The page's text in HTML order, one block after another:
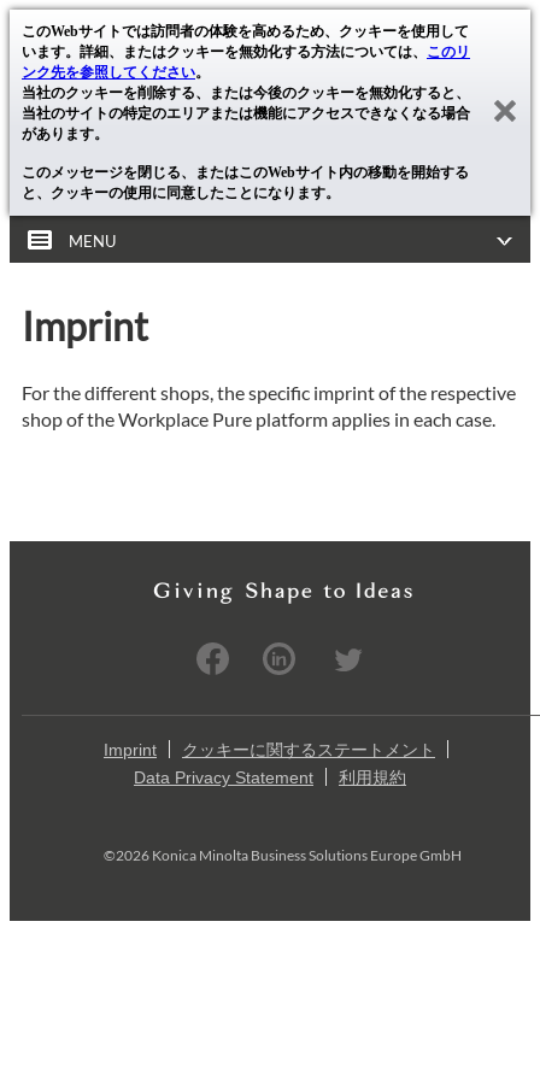
このWebサイトでは訪問者の体験を高めるため、クッキーを使用して
います。詳細、またはクッキーを無効化する方法については、 このリ
ンク先を参照してください。
当社のクッキーを削除する、または今後のクッキーを無効化すると、
当社のサイトの特定のエリアまたは機能にアクセスできなくなる場合
があります。
このメッセージを閉じる、またはこのWebサイト内の移動を開始する
と、クッキーの使用に同意したことになります。
MENU
Imprint
For the different shops, the specific imprint of the respective
shop of the Workplace Pure platform applies in each case.
Imprint
クッキーに関するステートメント
Data Privacy Statement
利用規約
©2026 Konica Minolta Business Solutions Europe GmbH